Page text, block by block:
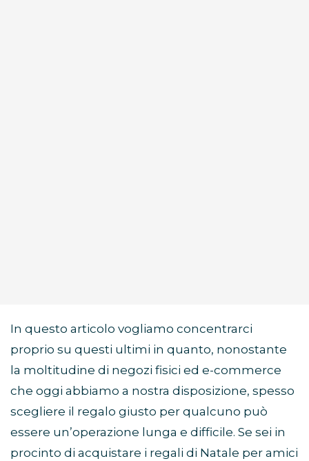
In questo articolo vogliamo concentrarci
proprio su questi ultimi in quanto, nonostante
la moltitudine di negozi fisici ed e-commerce
che oggi abbiamo a nostra disposizione, spesso
scegliere il regalo giusto per qualcuno può
essere un’operazione lunga e difficile. Se sei in
procinto di acquistare i regali di Natale per amici